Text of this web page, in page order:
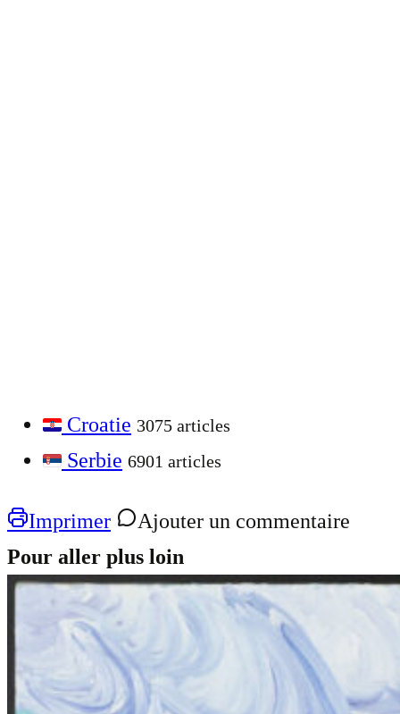
Croatie 3075 articles
Serbie 6901 articles
Imprimer
Ajouter un commentaire
Pour aller plus loin